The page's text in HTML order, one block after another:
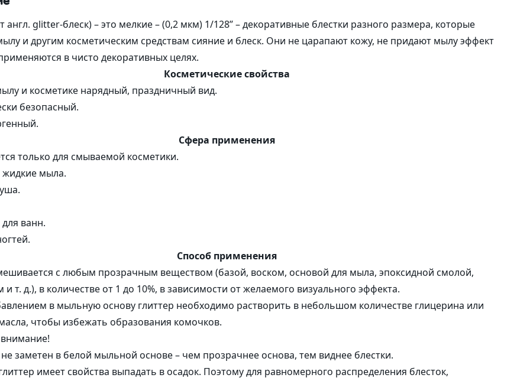
Корзинки из шпона
Наполнитель
Бирки Наклейки
англ. glitter-блеск) – это мелкие – (0,2 мкм) 1/128’’ – декоративные блестки разного размера, которые
и другим косметическим средствам сияние и блеск. Они не царапают кожу, не придают мылу эффект
в чисто декоративных целях.
Косметические свойства
и косметике нарядный, праздничный вид.
безопасный.
Сфера применения
только для смываемой косметики.
жидкие мыла.
ванн.
Способ применения
с любым прозрачным веществом (базой, воском, основой для мыла, эпоксидной смолой,
и т. д.), в количестве от 1 до 10%, в зависимости от желаемого визуального эффекта.
в мыльную основу глиттер необходимо растворить в небольшом количестве глицерина или
чтобы избежать образования комочков.
не заметен в белой мыльной основе – чем прозрачнее основа, тем виднее блестки.
имеет свойства выпадать в осадок. Поэтому для равномерного распределения блесток,